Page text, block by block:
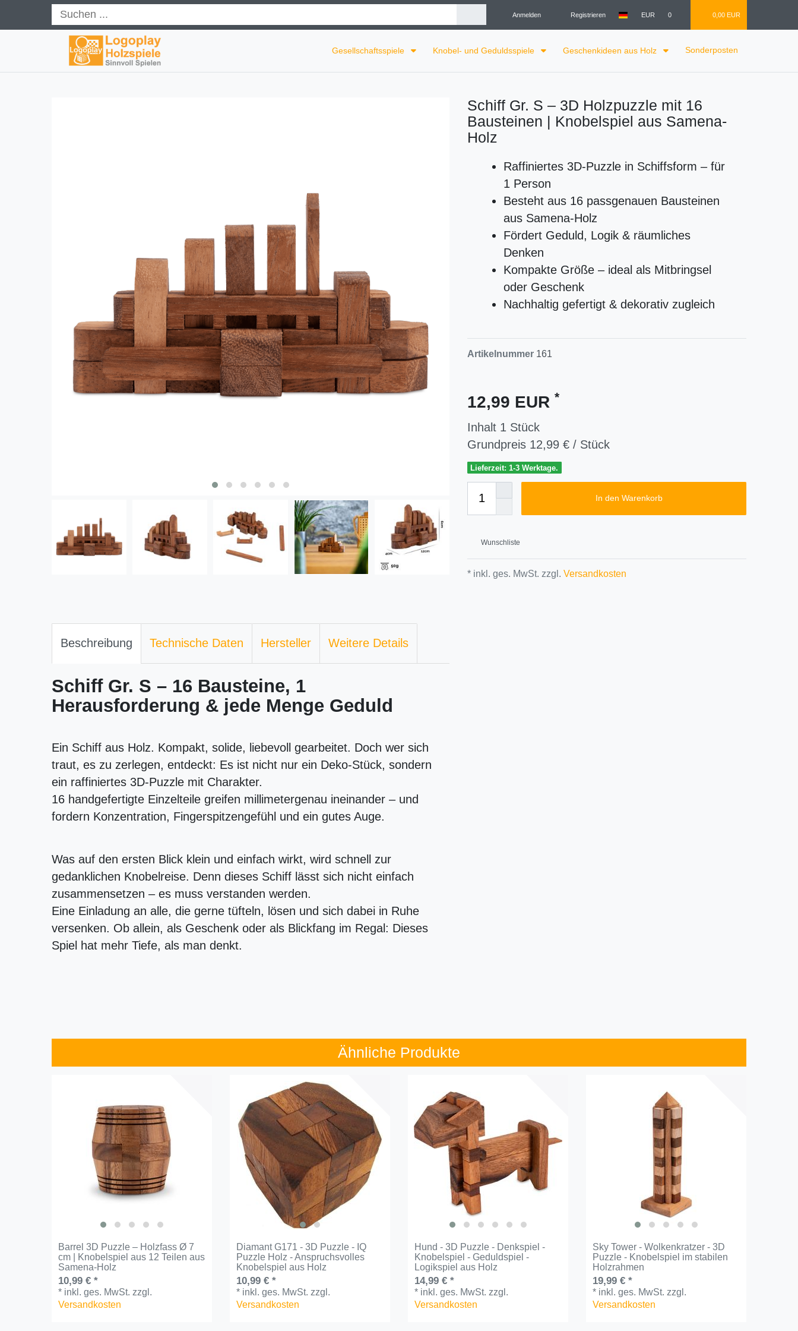
Anmelden Registrieren EUR 0 0,00 EUR
Gesellschaftsspiele Knobel- und Geduldsspiele Geschenkideen aus Holz Sonderposten
Schiff Gr. S – 3D Holzpuzzle mit 16
Bausteinen | Knobelspiel aus Samena-
Holz
Raffiniertes 3D-Puzzle in Schiffsform – für
1 Person
Besteht aus 16 passgenauen Bausteinen
aus Samena-Holz
Fördert Geduld, Logik & räumliches
Denken
Kompakte Größe – ideal als Mitbringsel
oder Geschenk
Nachhaltig gefertigt & dekorativ zugleich
Artikelnummer 161
12,99 EUR *
Inhalt 1 Stück
Grundpreis 12,99 € / Stück
Lieferzeit: 1-3 Werktage.
In den Warenkorb
Wunschliste
* inkl. ges. MwSt. zzgl. Versandkosten
Beschreibung Technische Daten Hersteller Weitere Details
Schiff Gr. S – 16 Bausteine, 1
Herausforderung & jede Menge Geduld
Ein Schiff aus Holz. Kompakt, solide, liebevoll gearbeitet. Doch wer sich
traut, es zu zerlegen, entdeckt: Es ist nicht nur ein Deko-Stück, sondern
ein raffiniertes 3D-Puzzle mit Charakter.
16 handgefertigte Einzelteile greifen millimetergenau ineinander – und
fordern Konzentration, Fingerspitzengefühl und ein gutes Auge.
Was auf den ersten Blick klein und einfach wirkt, wird schnell zur
gedanklichen Knobelreise. Denn dieses Schiff lässt sich nicht einfach
zusammensetzen – es muss verstanden werden.
Eine Einladung an alle, die gerne tüfteln, lösen und sich dabei in Ruhe
versenken. Ob allein, als Geschenk oder als Blickfang im Regal: Dieses
Spiel hat mehr Tiefe, als man denkt.
Ähnliche Produkte
Barrel 3D Puzzle – Holzfass Ø 7
cm | Knobelspiel aus 12 Teilen aus
Samena-Holz
10,99 € *
* inkl. ges. MwSt. zzgl.
Versandkosten
Diamant G171 - 3D Puzzle - IQ
Puzzle Holz - Anspruchsvolles
Knobelspiel aus Holz
10,99 € *
* inkl. ges. MwSt. zzgl.
Versandkosten
Hund - 3D Puzzle - Denkspiel -
Knobelspiel - Geduldspiel -
Logikspiel aus Holz
14,99 € *
* inkl. ges. MwSt. zzgl.
Versandkosten
Sky Tower - Wolkenkratzer - 3D
Puzzle - Knobelspiel im stabilen
Holzrahmen
19,99 € *
* inkl. ges. MwSt. zzgl.
Versandkosten